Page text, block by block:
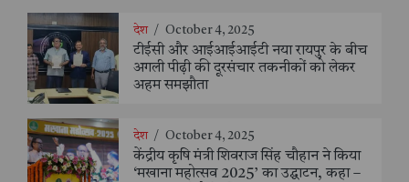
देश / October 4, 2025
टीईसी और आईआईआईटी नया रायपुर के बीच
अगली पीढ़ी की दूरसंचार तकनीकों को लेकर
अहम समझौता
देश / October 4, 2025
केंद्रीय कृषि मंत्री शिवराज सिंह चौहान ने किया
‘मखाना महोत्सव 2025’ का उद्घाटन, कहा –